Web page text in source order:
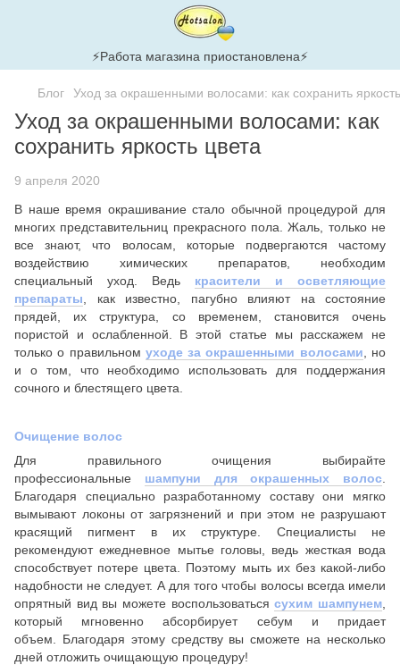
⚡Работа магазина приостановлена⚡
Блог Уход за окрашенными волосами: как сохранить
Уход за окрашенными волосами: как
сохранить яркость цвета
9 апреля 2020
В наше время окрашивание стало обычной процедурой для
многих представительниц прекрасного пола. Жаль, только не
все знают, что волосам, которые подвергаются частому
воздействию химических препаратов, необходим
специальный уход. Ведь красители и осветляющие
препараты , как известно, пагубно влияют на состояние
прядей, их структура, со временем, становится очень
пористой и ослабленной. В этой статье мы расскажем не
только о правильном уходе за окрашенными волосами , но
и о том, что необходимо использовать для поддержания
сочного и блестящего цвета.
Очищение волос
Для правильного очищения выбирайте
профессиональные шампуни для окрашенных волос
Благодаря специально разработанному составу они мягко
вымывают локоны от загрязнений и при этом не разрушают
красящий пигмент в их структуре. Специалисты не
рекомендуют ежедневное мытье головы, ведь жесткая вода
способствует потере цвета. Поэтому мыть их без какой-либо
надобности не следует. А для того чтобы волосы всегда имели
опрятный вид вы можете воспользоватьсясухим шампунем
который мгновенно абсорбирует себум и придает
объем. Благодаря этому средству вы сможете на несколько
дней отложить очищающую процедуру!